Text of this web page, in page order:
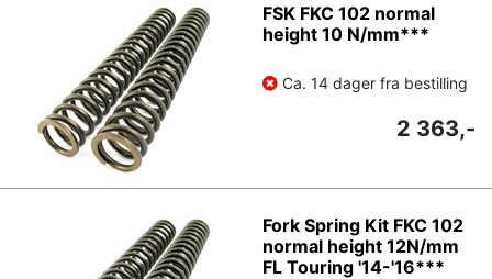
FSK FKC 102 normal
height 10 N/mm***
Ca. 14 dager fra bestilling
2 363,-
Fork Spring Kit FKC 102
normal height 12N/mm
FL Touring '14-'16***